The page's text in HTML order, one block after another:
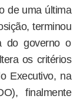
de uma última
terminou
do governo o
os critérios
Executivo, na
finalmente